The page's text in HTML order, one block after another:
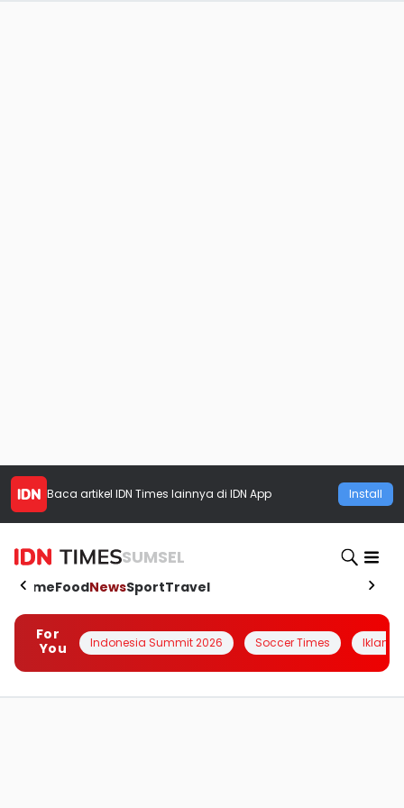
Baca artikel IDN Times lainnya di IDN App Install
SUMSEL
HomeFoodNewsSportTravel
For
You
Indonesia Summit 2026 Soccer Times Iklanin